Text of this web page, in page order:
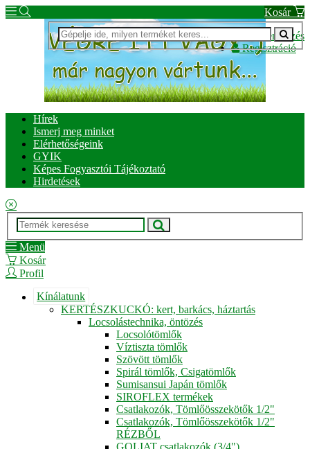
Kosár
Bejelentkezés
Regisztráció
Hírek
Ismerj meg minket
Elérhetőségeink
GYIK
Képes Fogyasztói Tájékoztató
Hirdetések
Menü
Kosár
Profil
Kínálatunk
KERTÉSZKUCKÓ: kert, barkács, háztartás
Locsolástechnika, öntözés
Locsolótömlők
Víztiszta tömlők
Szövött tömlők
Spirál tömlők, Csigatömlők
Sumisansui Japán tömlők
SIROFLEX termékek
Csatlakozók, Tömlőösszekötők 1/2"
Csatlakozók, Tömlőösszekötők 1/2"
RÉZBŐL
GOLIAT csatlakozók (3/4")